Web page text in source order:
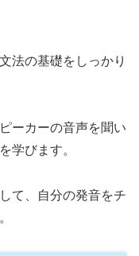
法の基礎をしっかり
ーカーの音声を聞い
学びます。
て、自分の発音をチ